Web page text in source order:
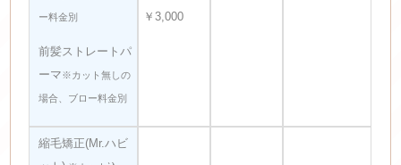
ー料金別
前髪ストレートパ
ーマ※カット無しの
場合、ブロー料金別
￥3,000
縮毛矯正(Mr.ハビ